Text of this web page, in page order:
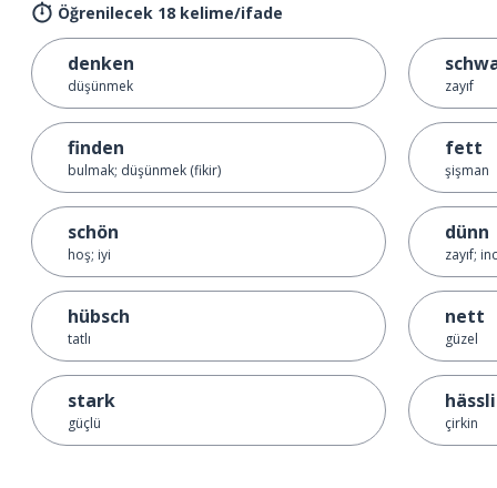
Öğrenilecek 18 kelime/ifade
denken
düşünmek
finden
bulmak; düşünmek (fikir)
schön
hoş; iyi
hübsch
tatlı
stark
güçlü
zayıf
fett
şişman
dünn
zayıf;
nett
güzel
çirkin